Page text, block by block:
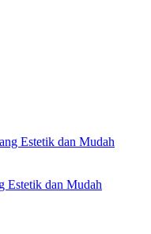
Estetik dan Mudah